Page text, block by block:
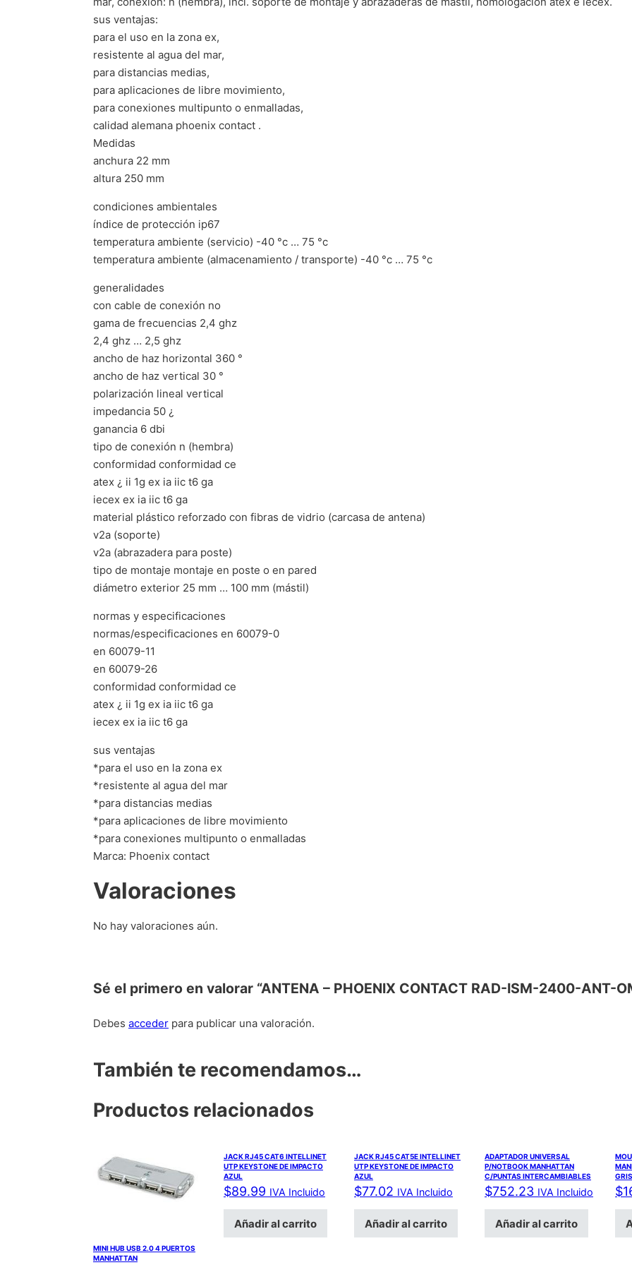
sus ventajas:
para el uso en la zona ex,
resistente al agua del mar,
para distancias medias,
para aplicaciones de libre movimiento,
para conexiones multipunto o enmalladas,
calidad alemana phoenix contact .
Medidas
anchura 22 mm
altura 250 mm
condiciones ambientales
índice de protección ip67
temperatura ambiente (servicio) -40 °c … 75 °c
temperatura ambiente (almacenamiento / transporte) -40 °c … 75 °c
generalidades
con cable de conexión no
gama de frecuencias 2,4 ghz
2,4 ghz … 2,5 ghz
ancho de haz horizontal 360 °
ancho de haz vertical 30 °
polarización lineal vertical
impedancia 50 ¿
ganancia 6 dbi
tipo de conexión n (hembra)
conformidad conformidad ce
atex ¿ ii 1g ex ia iic t6 ga
iecex ex ia iic t6 ga
material plástico reforzado con fibras de vidrio (carcasa de antena)
v2a (soporte)
v2a (abrazadera para poste)
tipo de montaje montaje en poste o en pared
diámetro exterior 25 mm … 100 mm (mástil)
normas y especificaciones
normas/especificaciones en 60079-0
en 60079-11
en 60079-26
conformidad conformidad ce
atex ¿ ii 1g ex ia iic t6 ga
iecex ex ia iic t6 ga
sus ventajas
*para el uso en la zona ex
*resistente al agua del mar
*para distancias medias
*para aplicaciones de libre movimiento
*para conexiones multipunto o enmalladas
Marca: Phoenix contact
Valoraciones
No hay valoraciones aún.
Sé el primero en valorar “ANTENA – PHOENIX CONTACT RAD-ISM-2400-ANT-
Debes acceder para publicar una valoración.
También te recomendamos…
Productos relacionados
MINI HUB USB 2.0 4 PUERTOS
MANHATTAN
JACK RJ45 CAT6 INTELLINET
UTP KEYSTONE DE IMPACTO
AZUL
$89.99 IVA Incluido
Añadir al carrito
JACK RJ45 CAT5E INTELLINET
UTP KEYSTONE DE IMPACTO
AZUL
$77.02 IVA Incluido
Añadir al carrito
ADAPTADOR UNIVERSAL
P/NOTBOOK MANHATTAN
C/PUNTAS INTERCAMBIABLES
$752.23 IVA Incluido
Añadir al carrito
$